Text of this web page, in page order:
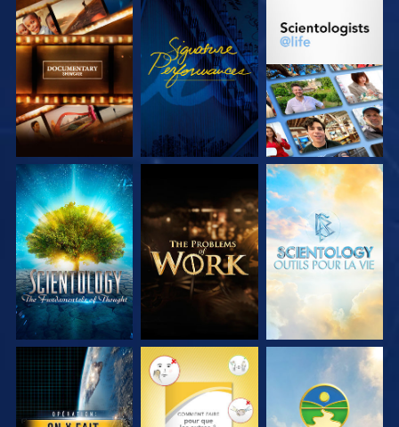
DÉCOUVRIR LES
SÉRIES
REGARDER
DÉCOUVRIR LES
DÉCOUVRIR LES
SÉRIES
DÉCOUVRIR LES
SÉRIES
DÉCOUVRIR LES
SÉRIES
REGARDER REGARDER REGARDER